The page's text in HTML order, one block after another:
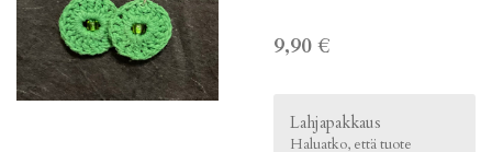
9,90 €
Lahjapakkaus
Haluatko, että tuote